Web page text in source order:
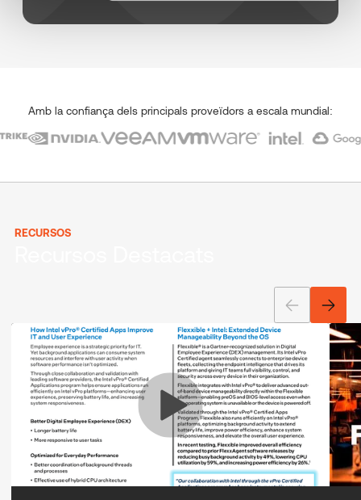
Amb la confiança dels principals proveïdors a escala mundial:
RECURSOS